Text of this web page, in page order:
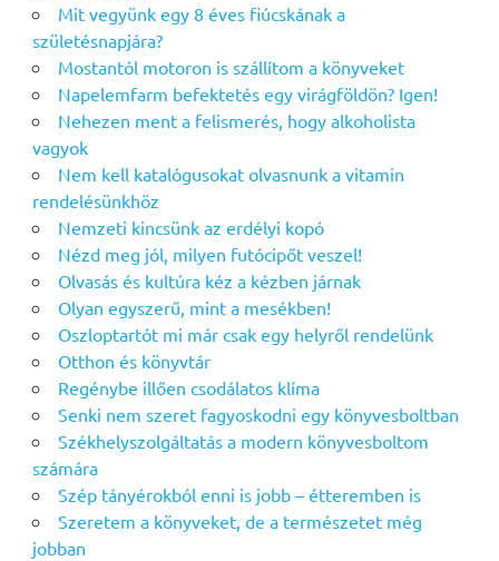
Mit vegyünk egy 8 éves fiúcskának a
születésnapjára?
Mostantól motoron is szállítom a könyveket
Napelemfarm befektetés egy virágföldön? Igen!
Nehezen ment a felismerés, hogy alkoholista
vagyok
Nem kell katalógusokat olvasnunk a vitamin
rendelésünkhöz
Nemzeti kincsünk az erdélyi kopó
Nézd meg jól, milyen futócipőt veszel!
Olvasás és kultúra kéz a kézben járnak
Olyan egyszerű, mint a mesékben!
Oszloptartót mi már csak egy helyről rendelünk
Otthon és könyvtár
Regénybe illően csodálatos klíma
Senki nem szeret fagyoskodni egy könyvesboltban
Székhelyszolgáltatás a modern könyvesboltom
számára
Szép tányérokból enni is jobb – étteremben is
Szeretem a könyveket, de a természetet még
jobban